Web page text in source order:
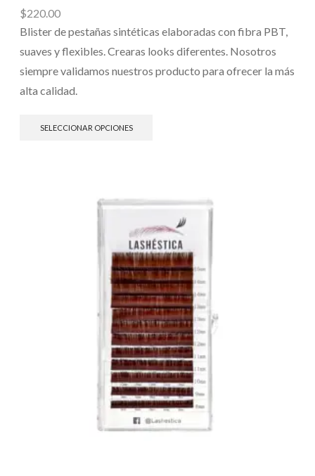
$220.00
Blister de pestañas sintéticas elaboradas con fibra PBT,
suaves y flexibles. Crearas looks diferentes. Nosotros
siempre validamos nuestros producto para ofrecer la más
alta calidad.
SELECCIONAR OPCIONES